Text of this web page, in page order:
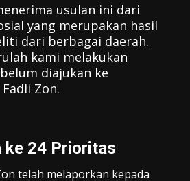
usulan ini dari
yang merupakan hasil
dari berbagai daerah.
kami melakukan
diajukan ke
Zon.
ke 24 Prioritas
telah melaporkan kepada